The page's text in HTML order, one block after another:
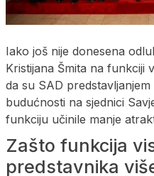
Iako još nije donesena
Kristijana Šmita na funkciji
da su SAD
budućnosti na sjednici
funkciju učinile manje
Zašto funkcija
predstavnika